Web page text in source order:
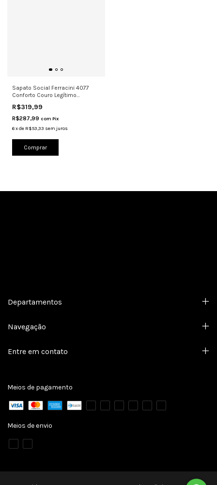
Sapato Social Ferracini 4077
Conforto Couro Legítimo
R$319,99
R$287,99 com Pix
6xde R$53,33 sem juros
Comprar
Departamentos
Navegação
Entre em contato
Meios de pagamento
Meios de envio